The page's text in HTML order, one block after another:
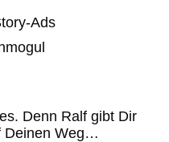
Ads
Denn Ralf gibt Dir
Deinen Weg…